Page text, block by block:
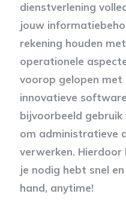
dienstverlening
jouw
rekening houden
operationele
voorop gelopen met
innovatieve
bijvoorbeeld gebruik
om administratieve
verwerken.
je nodig hebt snel
hand, anytime!